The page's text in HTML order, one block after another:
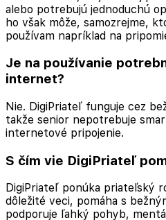
alebo potrebujú jednoduchú
ho však môže, samozrejme,
používam napríklad na
Je na používanie
internet?
Nie. DigiPriateľ funguje cez
takže senior nepotrebuje
internetové pripojenie.
S čím vie DigiPriateľ
DigiPriateľ ponúka priateľský
dôležité veci, pomáha s
podporuje ľahký pohyb,